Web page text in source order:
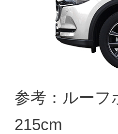
参考：ルーフ